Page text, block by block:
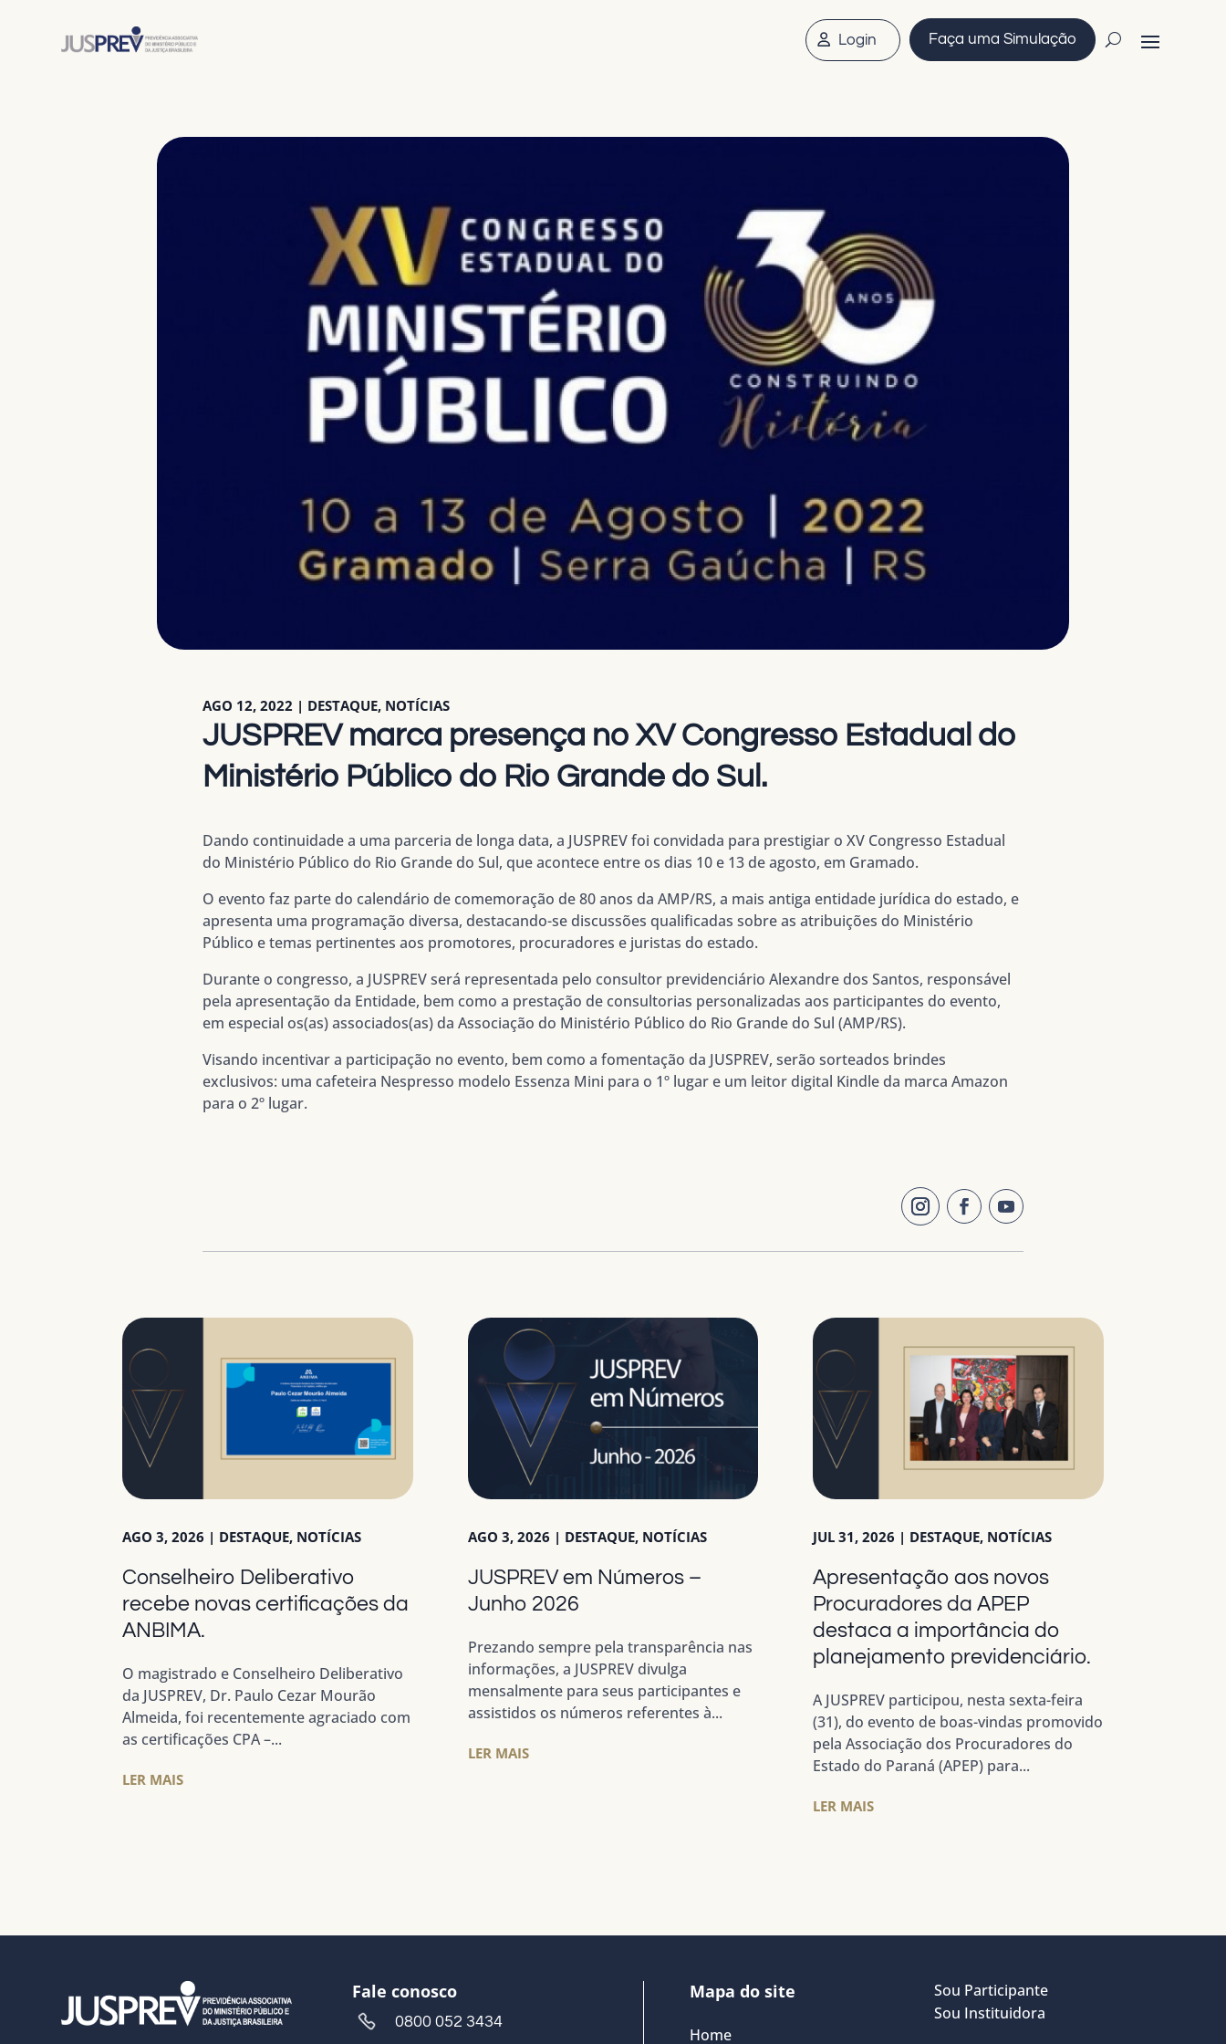
Login Faça uma Simulação
JUSPREV marca presença no XV Congresso Estadual do
Ministério Público do Rio Grande do Sul.
AGO 12, 2022 | DESTAQUE, NOTÍCIAS
Dando continuidade a uma parceria de longa data, a JUSPREV foi convidada para prestigiar o XV Congresso Estadual
do Ministério Público do Rio Grande do Sul, que acontece entre os dias 10 e 13 de agosto, em Gramado.
O evento faz parte do calendário de comemoração de 80 anos da AMP/RS, a mais antiga entidade jurídica do estado, e
apresenta uma programação diversa, destacando-se discussões qualificadas sobre as atribuições do Ministério
Público e temas pertinentes aos promotores, procuradores e juristas do estado.
Durante o congresso, a JUSPREV será representada pelo consultor previdenciário Alexandre dos Santos, responsável
pela apresentação da Entidade, bem como a prestação de consultorias personalizadas aos participantes do evento,
em especial os(as) associados(as) da Associação do Ministério Público do Rio Grande do Sul (AMP/RS).
Visando incentivar a participação no evento, bem como a fomentação da JUSPREV, serão sorteados brindes
exclusivos: uma cafeteira Nespresso modelo Essenza Mini para o 1º lugar e um leitor digital Kindle da marca Amazon
para o 2º lugar.
Conselheiro Deliberativo
recebe novas certificações da
ANBIMA.
AGO 3, 2026 | DESTAQUE, NOTÍCIAS
O magistrado e Conselheiro Deliberativo
da JUSPREV, Dr. Paulo Cezar Mourão
Almeida, foi recentemente agraciado com
as certificações CPA –...
LER MAIS
JUSPREV em Números –
Junho 2026
AGO 3, 2026 | DESTAQUE, NOTÍCIAS
Prezando sempre pela transparência nas
informações, a JUSPREV divulga
mensalmente para seus participantes e
assistidos os números referentes à...
LER MAIS
Apresentação aos novos
Procuradores da APEP
destaca a importância do
planejamento previdenciário.
JUL 31, 2026 | DESTAQUE, NOTÍCIAS
A JUSPREV participou, nesta sexta-feira
(31), do evento de boas-vindas promovido
pela Associação dos Procuradores do
Estado do Paraná (APEP) para...
LER MAIS
Fale conosco
0800 052 3434
Mapa do site
Home
Sou Participante
Sou Instituidora